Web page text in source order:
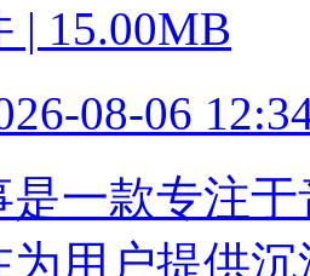
| 15.00MB
08-06
是一款专注
为用户提供